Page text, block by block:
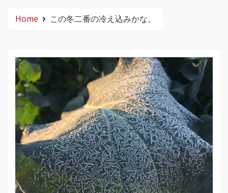
Home この冬二番の冷え込みかな。